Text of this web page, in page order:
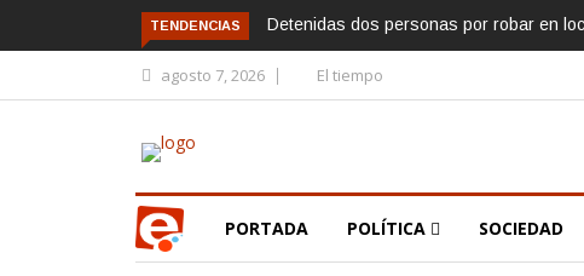
TENDENCIAS Detenidas dos personas por robar en
agosto 7, 2026 El tiempo
PORTADA POLÍTICA SOCIEDAD